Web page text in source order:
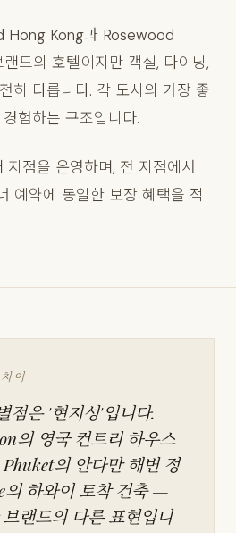
Hong Kong과 Rosewood
드의 호텔이지만 객실, 다이닝,
히 다릅니다. 각 도시의 가장 좋
험하는 구조입니다.
점을 운영하며, 전 지점에서
예약에 동일한 보장 혜택을 적
이
점은 '현지성'입니다.
의 영국 컨트리 하우스
Phuket의 안다만 해변 정
의 하와이 토착 건축 —
랜드의 다른 표현입니